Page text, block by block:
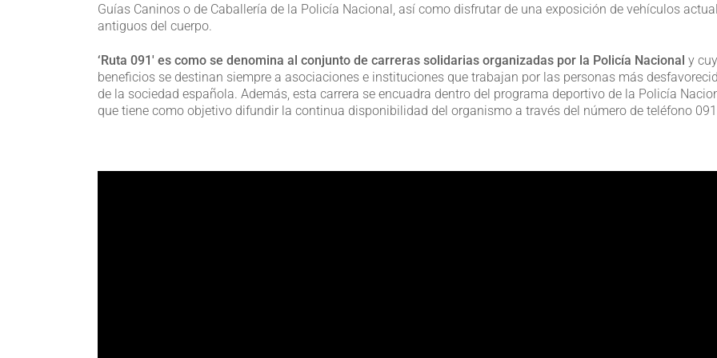
Guías Caninos o de Caballería de la Policía Nacional, así como disfrutar de una exposición de vehículos
antiguos del cuerpo.
‘Ruta 091′ es como se denomina al conjunto de carreras solidarias organizadas por la Policía Nacional y
beneficios se destinan siempre a asociaciones e instituciones que trabajan por las personas más
de la sociedad española. Además, esta carrera se encuadra dentro del programa deportivo de la Policía
que tiene como objetivo difundir la continua disponibilidad del organismo a través del número de teléfono